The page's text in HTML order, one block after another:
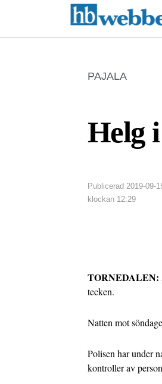
PAJALA
Helg
Publicerad 2019-09-
klockan 12:29
TORNEDALEN:
tecken.
Natten mot
Polisen har under
kontroller av